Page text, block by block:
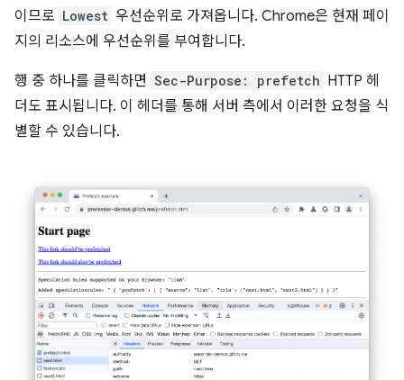
이므로 Lowest 우선순위로 가져옵니다. Chrome은 현재 페이
지의 리소스에 우선순위를 부여합니다.
행 중 하나를 클릭하면 Sec-Purpose: prefetch HTTP 헤
더도 표시됩니다. 이 헤더를 통해 서버 측에서 이러한 요청을 식
별할 수 있습니다.